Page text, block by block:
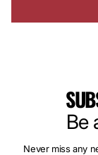
Be
Never miss any